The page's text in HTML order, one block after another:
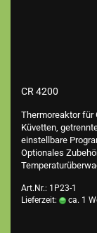
CR 4200
Thermoreaktor für
Küvetten,
einstellbare
Optionales
Art.Nr.: 1P23-1
Lieferzeit:
ca. 1